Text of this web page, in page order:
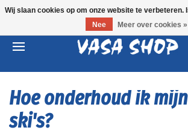
Hoe onderhoud ik
ski's?
Wij slaan cookies op om onze website te verbeteren.
Nee
Meer over cookies »